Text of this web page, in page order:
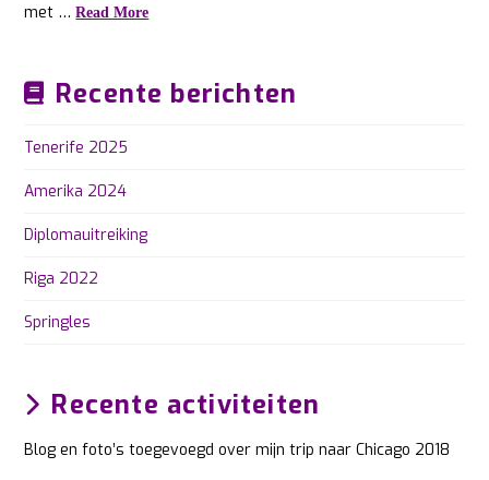
met …Read More
Recente berichten
Tenerife 2025
Amerika 2024
Diplomauitreiking
Riga 2022
Springles
Recente activiteiten
Blog en foto’s toegevoegd over mijn trip naar Chicago 2018